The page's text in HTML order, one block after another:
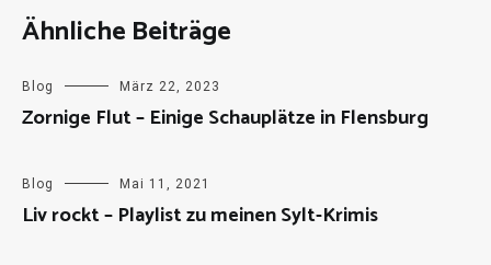
Ähnliche Beiträge
Blog März 22, 2023
Zornige Flut – Einige Schauplätze in Flensburg
Blog Mai 11, 2021
Liv rockt – Playlist zu meinen Sylt-Krimis